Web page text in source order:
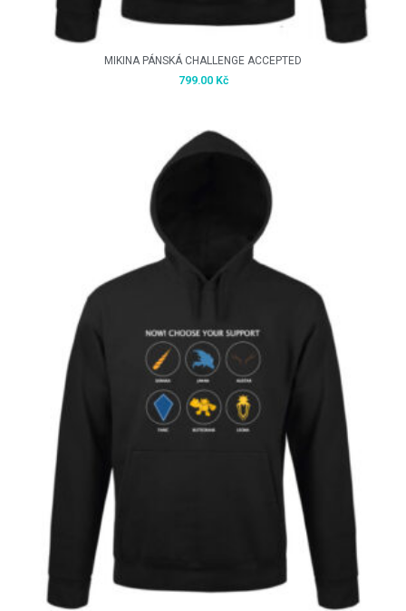
MIKINA PÁNSKÁ CHALLENGE ACCEPTED
799.00 Kč